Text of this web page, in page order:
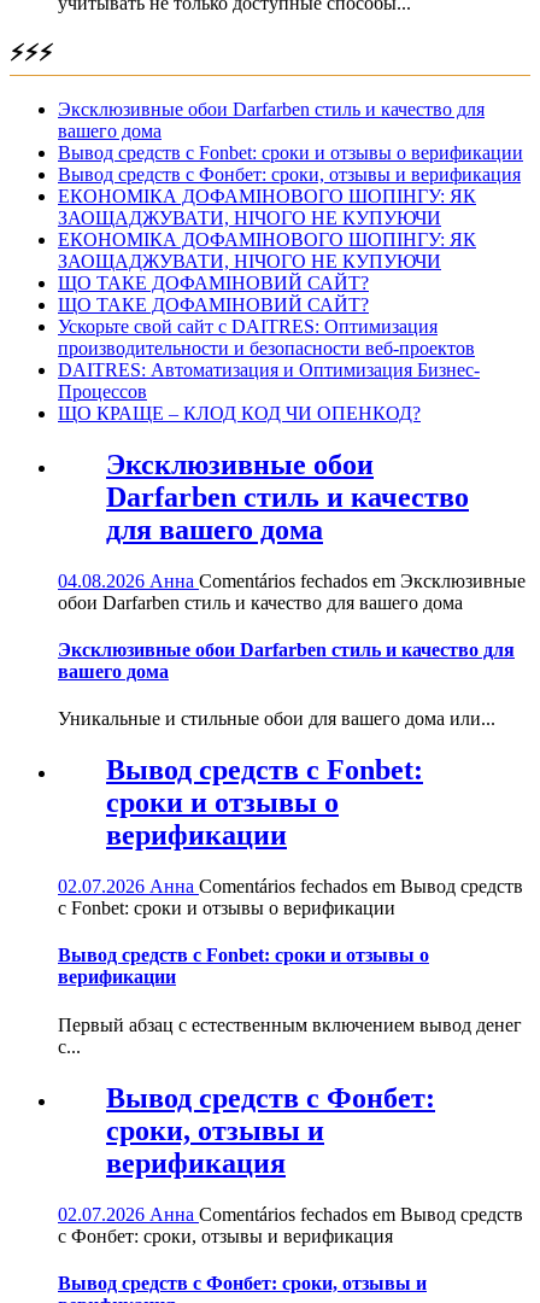
⚡⚡⚡
Эксклюзивные обои Darfarben стиль и качество для
вашего дома
Вывод средств с Fonbet: сроки и отзывы о верификации
Вывод средств с Фонбет: сроки, отзывы и верификация
ЕКОНОМІКА ДОФАМІНОВОГО ШОПІНГУ: ЯК
ЗАОЩАДЖУВАТИ, НІЧОГО НЕ КУПУЮЧИ
ЕКОНОМІКА ДОФАМІНОВОГО ШОПІНГУ: ЯК
ЗАОЩАДЖУВАТИ, НІЧОГО НЕ КУПУЮЧИ
ЩО ТАКЕ ДОФАМІНОВИЙ САЙТ?
ЩО ТАКЕ ДОФАМІНОВИЙ САЙТ?
Ускорьте свой сайт с DAITRES: Оптимизация
производительности и безопасности веб-проектов
DAITRES: Автоматизация и Оптимизация Бизнес-
Процессов
ЩО КРАЩЕ – КЛОД КОД ЧИ ОПЕНКОД?
Эксклюзивные обои
Darfarben стиль и качество
для вашего дома
04.08.2026 Анна Comentários fechados em Эксклюзивные
обои Darfarben стиль и качество для вашего дома
Эксклюзивные обои Darfarben стиль и качество для
вашего дома
Уникальные и стильные обои для вашего дома или...
Вывод средств с Fonbet:
сроки и отзывы о
верификации
02.07.2026 Анна Comentários fechados em Вывод средств
с Fonbet: сроки и отзывы о верификации
Вывод средств с Fonbet: сроки и отзывы о
верификации
Первый абзац с естественным включением вывод денег
с...
Вывод средств с Фонбет:
сроки, отзывы и
верификация
02.07.2026 Анна Comentários fechados em Вывод средств
с Фонбет: сроки, отзывы и верификация
Вывод средств с Фонбет: сроки, отзывы и